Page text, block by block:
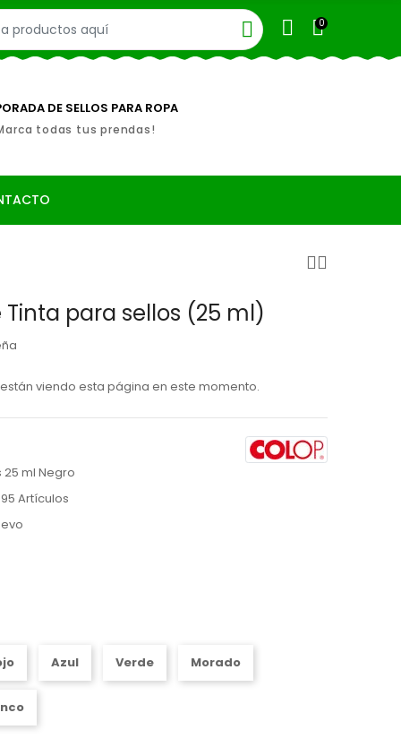
0
DE SELLOS PARA ROPA
todas tus prendas!
Tinta para sellos (25 ml)
viendo esta página en este momento.
25 ml Negro
95 Artículos
Azul Verde Morado